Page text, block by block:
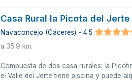
Casa Rural la Picota del
Navaconcejo (Cáceres) - 4.5
a 35.9 km.
Compuesta de dos casa rurales: la
el Valle del Jerte tiene piscina y puede